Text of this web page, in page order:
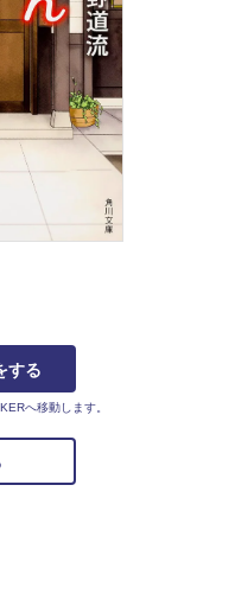
する
へ移動します。